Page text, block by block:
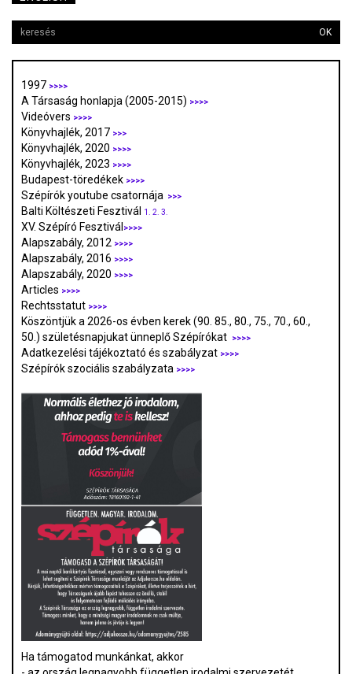
OK
1997 >>>>
A Társaság honlapja (2005-2015) >>>>
Videóvers >>>>
Könyvhajlék, 2017 >>>
Könyvhajlék, 2020 >>>>
Könyvhajlék, 2023 >>>>
Budapest-töredékek >>>>
Szépírók youtube csatornája >>>
Balti Költészeti Fesztivál 1. 2. 3.
XV. Szépíró Fesztivál >>>>
Alapszabály, 2012 >>>>
Alapszabály, 2016 >>>>
Alapszabály, 2020 >>>>
Articles >>>>
Rechtsstatut >>>>
Köszöntjük a 2026-os évben kerek (90. 85., 80., 75., 70., 60.,
50.) születésnapjukat ünneplő Szépírókat
>>>>
Adatkezelési tájékoztató és szabályzat >>>>
Szépírók szociális szabályzata >>>>
Ha támogatod munkánkat, akkor